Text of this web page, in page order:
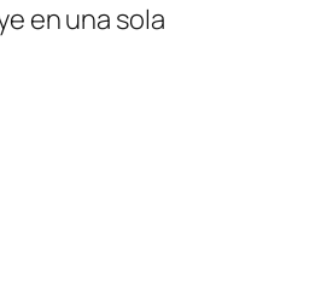
en una sola